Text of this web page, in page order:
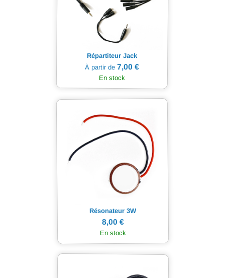
Répartiteur Jack
À partir de7,00 €
En stock
Résonateur 3W
8,00 €
En stock